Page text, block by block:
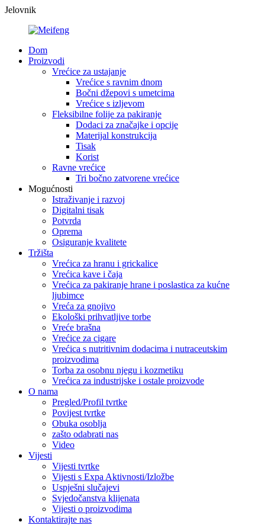
Jelovnik
Dom
Proizvodi
Vrećice za ustajanje
Vrećice s ravnim dnom
Bočni džepovi s umetcima
Vrećice s izljevom
Fleksibilne folije za pakiranje
Dodaci za značajke i opcije
Materijal konstrukcija
Tisak
Korist
Ravne vrećice
Tri bočno zatvorene vrećice
Mogućnosti
Istraživanje i razvoj
Digitalni tisak
Potvrda
Oprema
Osiguranje kvalitete
Tržišta
Vrećica za hranu i grickalice
Vrećica kave i čaja
Vrećica za pakiranje hrane i poslastica za kućne
ljubimce
Vreća za gnojivo
Ekološki prihvatljive torbe
Vreće brašna
Vrećice za cigare
Vrećica s nutritivnim dodacima i nutraceutskim
proizvodima
Torba za osobnu njegu i kozmetiku
Vrećica za industrijske i ostale proizvode
O nama
Pregled/Profil tvrtke
Povijest tvrtke
Obuka osoblja
zašto odabrati nas
Video
Vijesti
Vijesti tvrtke
Vijesti s Expa Aktivnosti/Izložbe
Uspješni slučajevi
Svjedočanstva klijenata
Vijesti o proizvodima
Kontaktirajte nas